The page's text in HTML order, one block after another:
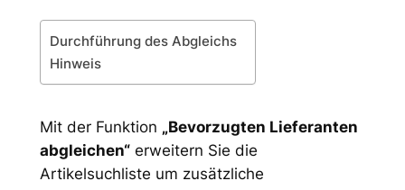
Durchführung des Abgleichs
Hinweis
Mit der Funktion „Bevorzugten Lieferanten
abgleichen“erweitern Sie die
Artikelsuchliste um zusätzliche